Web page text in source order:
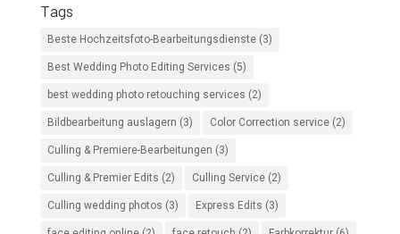
Tags
Beste Hochzeitsfoto-Bearbeitungsdienste(3)
Best Wedding Photo Editing Services (5)
best wedding photo retouching services (2)
Bildbearbeitung auslagern (3) Color Correction service(2)
Culling & Premiere-Bearbeitungen (3)
Culling & Premier Edits (2) Culling Service(2)
Culling wedding photos (3) Express Edits (3)